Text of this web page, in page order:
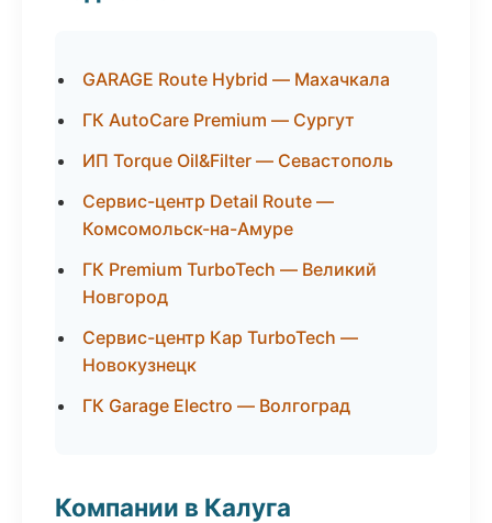
GARAGE Route Hybrid — Махачкала
ГК AutoCare Premium — Сургут
ИП Torque Oil&Filter — Севастополь
Сервис-центр Detail Route —
Комсомольск-на-Амуре
ГК Premium TurboTech — Великий
Новгород
Сервис-центр Кар TurboTech —
Новокузнецк
ГК Garage Electro — Волгоград
Компании в Калуга